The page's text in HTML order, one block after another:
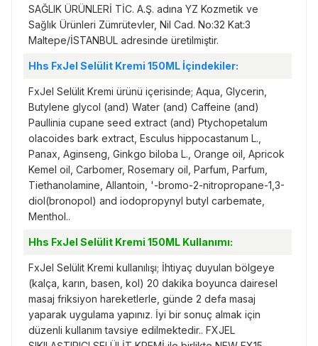
SAĞLIK ÜRÜNLERİ TİC. A.Ş. adına YZ Kozmetik ve
Sağlık Ürünleri Zümrütevler, Nil Cad. No:32 Kat:3
Maltepe/İSTANBUL adresinde üretilmiştir.
Hhs FxJel Selülit Kremi 150ML İçindekiler:
FxJel Selülit Kremi ürünü içerisinde; Aqua, Glycerin,
Butylene glycol (and) Water (and) Caffeine (and)
Paullinia cupane seed extract (and) Ptychopetalum
olacoides bark extract, Esculus hippocastanum L.,
Panax, Aginseng, Ginkgo biloba L., Orange oil, Apricok
Kemel oil, Carbomer, Rosemary oil, Parfum, Parfum,
Tiethanolamine, Allantoin, '-bromo-2-nitropropane-1,3-
diol(bronopol) and iodopropynyl butyl carbemate,
Menthol..
Hhs FxJel Selülit Kremi 150ML Kullanımı:
FxJel Selülit Kremi kullanılışı; İhtiyaç duyulan bölgeye
(kalça, karın, basen, kol) 20 dakika boyunca dairesel
masaj friksiyon hareketlerle, günde 2 defa masaj
yaparak uygulama yapınız. İyi bir sonuç almak için
düzenli kullanım tavsiye edilmektedir.. FXJEL